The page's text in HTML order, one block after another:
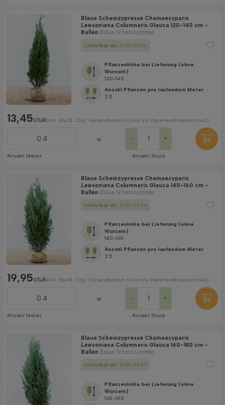
Blaue Scheinzypresse Chamaecyparis
Lawsoniana Columnaris Glauca 120-140 cm -
Ballen Blaue Scheinzypresse
Lieferbar ab: 21.09.2026
Pflanzenhöhe bei Lieferung (ohne
Wurzeln)
120-140
Anzahl Pflanzen pro laufendem Meter
2.5
13,45stukInkl. MwSt. Zzgl. Versandkosten (wird im Warenkorb berechnet)
Anzahl Meter
= - +
Anzahl Stück
Blaue Scheinzypresse Chamaecyparis
Lawsoniana Columnaris Glauca 140-160 cm -
Ballen Blaue Scheinzypresse
Lieferbar ab: 21.09.2026
Pflanzenhöhe bei Lieferung (ohne
Wurzeln)
140-160
Anzahl Pflanzen pro laufendem Meter
2.5
19,95stukInkl. MwSt. Zzgl. Versandkosten (wird im Warenkorb berechnet)
Anzahl Meter
= - +
Anzahl Stück
Blaue Scheinzypresse Chamaecyparis
Lawsoniana Columnaris Glauca 160-180 cm -
Ballen Blaue Scheinzypresse
Lieferbar ab: 21.09.2026
Pflanzenhöhe bei Lieferung (ohne
Wurzeln)
160-180